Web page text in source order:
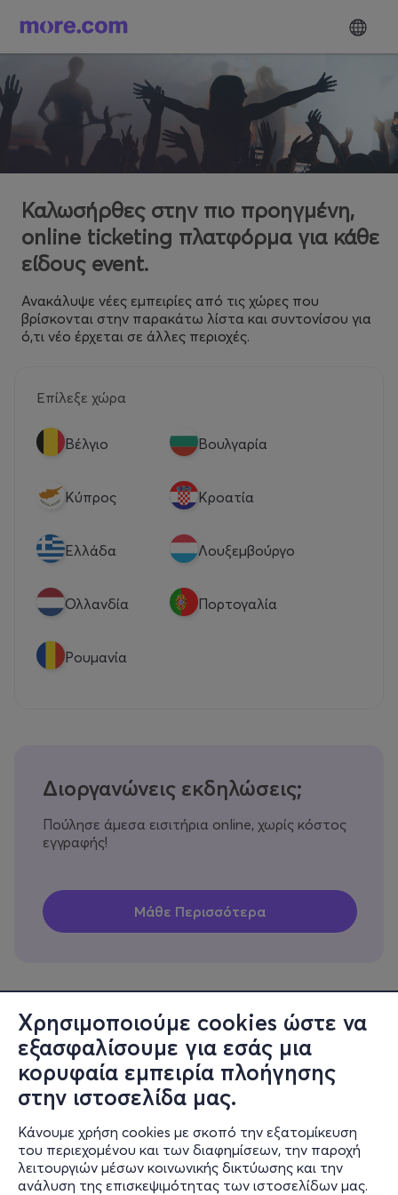
Χρησιμοποιούμε cookies ώστε να
εξασφαλίσουμε για εσάς μια
κορυφαία εμπειρία πλοήγησης
στην ιστοσελίδα μας.
Κάνουμε χρήση cookies με σκοπό την εξατομίκευση
του περιεχομένου και των διαφημίσεων, την παροχή
λειτουργιών μέσων κοινωνικής δικτύωσης και την
ανάλυση της επισκεψιμότητας των ιστοσελίδων μας.
Καλωσήρθες στην πιο προηγμένη,
online ticketing πλατφόρμα για κάθε
είδους event.
Ανακάλυψε νέες εμπειρίες από τις χώρες που
βρίσκονται στην παρακάτω λίστα και συντονίσου για
ό,τι νέο έρχεται σε άλλες περιοχές.
Επίλεξε χώρα
Βέλγιο Βουλγαρία
Κύπρος Κροατία
Eλλάδα Λουξεμβούργο
Ολλανδία Πορτογαλία
Ρουμανία
Διοργανώνεις εκδηλώσεις;
Πούλησε άμεσα εισιτήρια online, χωρίς κόστος
εγγραφής!
Πληροφορίες
Υποστήριξη
Stay Connected